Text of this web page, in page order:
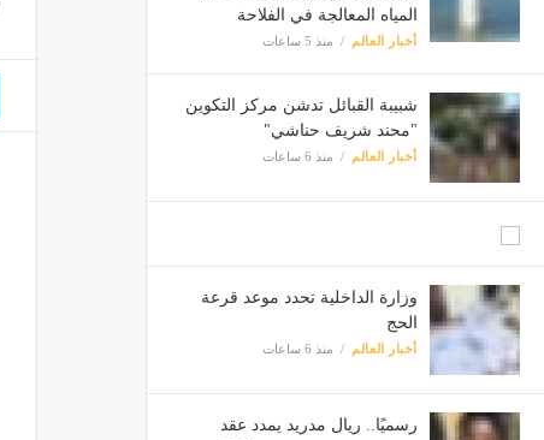
المياه المعالجة في الفلاحة
أخبار العالم منذ 5 ساعات
شبيبة القبائل تدشن مركز التكوين
"محند شريف حناشي"
أخبار العالم منذ 6 ساعات
وزارة الداخلية تحدد موعد قرعة
الحج
أخبار العالم منذ 6 ساعات
رسميًا.. ريال مدريد يمدد عقد